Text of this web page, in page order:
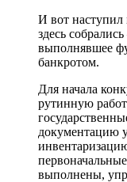
И вот наступил
здесь
выполнявшее
банкротом.
Для начала
рутинную
документацию
выполнены,